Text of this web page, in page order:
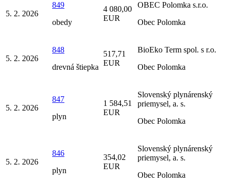
5. 2. 2026
849
obedy
4 080,00
EUR
OBEC Polomka s.r.o.
Obec Polomka
5. 2. 2026
848
drevná štiepka
517,71
EUR
BioEko Term spol. s r.o.
Obec Polomka
5. 2. 2026
847
plyn
1 584,51
EUR
Slovenský plynárenský
priemysel, a. s.
Obec Polomka
5. 2. 2026
846
plyn
354,02
EUR
Slovenský plynárenský
priemysel, a. s.
Obec Polomka